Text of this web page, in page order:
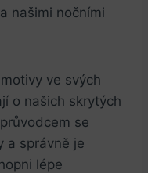
našimi nočními
ve svých
o našich skrytých
se
a správně je
lépe